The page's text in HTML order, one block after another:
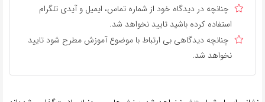
چنانچه در دیدگاه خود از شماره تماس، ایمیل و آیدی تلگرام
استفاده کرده باشید تایید نخواهد شد.
چنانچه دیدگاهی بی ارتباط با موضوع آموزش مطرح شود تایید
نخواهد شد.